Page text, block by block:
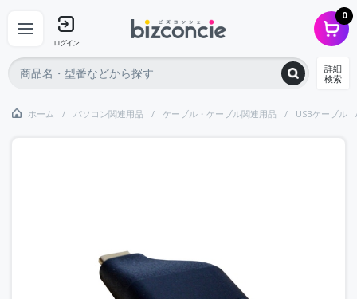
ログイン
0
詳細
検索
ホーム パソコン関連用品 ケーブル・ケーブル関連用品 USBケーブル